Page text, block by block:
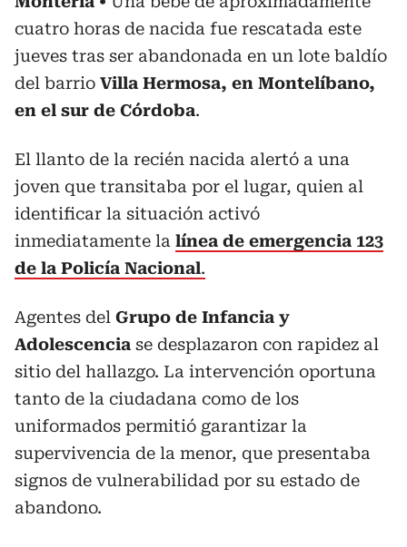
cuatro horas de nacida fue rescatada este
jueves tras ser abandonada en un lote baldío
del barrio Villa Hermosa, en Montelíbano,
en el sur de Córdoba.
El llanto de la recién nacida alertó a una
joven que transitaba por el lugar, quien al
identificar la situación activó
inmediatamente la línea de emergencia 123
de la Policía Nacional.
Agentes del Grupo de Infancia y
Adolescencia se desplazaron con rapidez al
sitio del hallazgo. La intervención oportuna
tanto de la ciudadana como de los
uniformados permitió garantizar la
supervivencia de la menor, que presentaba
signos de vulnerabilidad por su estado de
abandono.